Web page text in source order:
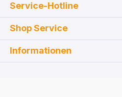
Service-Hotline
Shop Service
Informationen